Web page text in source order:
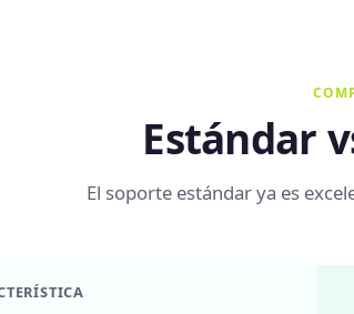
Estándar
El soporte estándar ya es